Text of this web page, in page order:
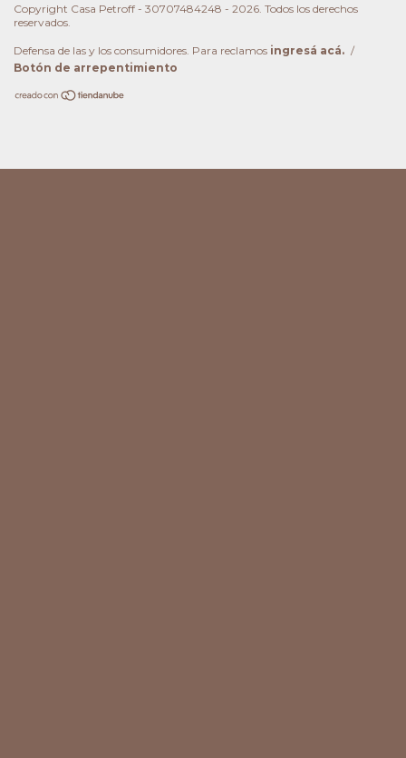
Copyright Casa Petroff - 30707484248 - 2026. Todos los derechos
reservados.
Defensa de las y los consumidores. Para reclamos ingresá acá. /
Botón de arrepentimiento